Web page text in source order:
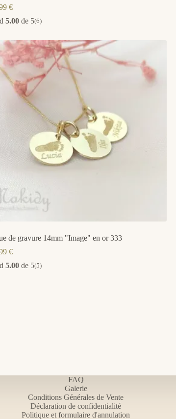
€
5.00de 5(6)
de gravure 14mm "Image" en or 333
€
5.00de 5(5)
FAQ
Galerie
Conditions Générales de Vente
Déclaration de confidentialité
Politique et formulaire d'annulation